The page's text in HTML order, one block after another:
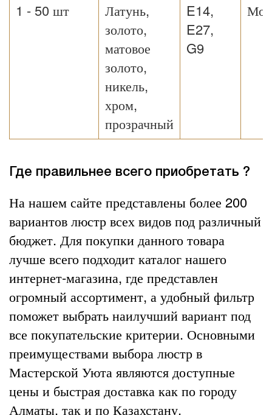
1 - 50 шт
Латунь,
золото,
матовое
золото,
никель,
хром,
прозрачный
E14,
E27,
G9
Где правильнее всего приобретать ?
На нашем сайте представлены более 200
вариантов люстр всех видов под различный
бюджет. Для покупки данного товара
лучше всего подходит каталог нашего
интернет-магазина, где представлен
огромный ассортимент, а удобный фильтр
поможет выбрать наилучший вариант под
все покупательские критерии. Основными
преимуществами выбора люстр в
Мастерской Уюта являются доступные
цены и быстрая доставка как по городу
Алматы, так и по Казахстану.